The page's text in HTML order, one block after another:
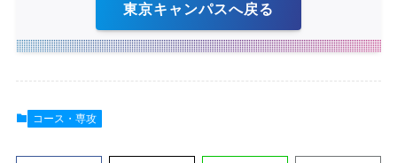
東京キャンパスへ戻る
コース・専攻